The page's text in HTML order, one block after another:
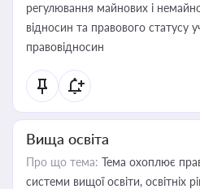
регулювання майнових і
відносин та правового статусу
правовідносин
Вища освіта
Про що тема: Тема охоплює
системи вищої освіти, освітніх